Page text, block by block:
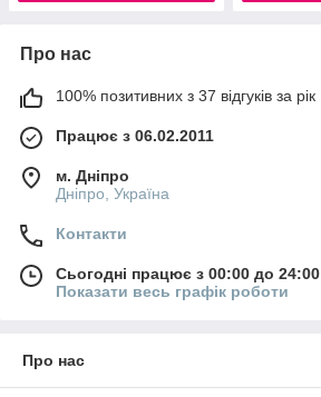
Про нас
100% позитивних з 37 відгуків за рік
Працює з 06.02.2011
м. Дніпро
Дніпро, Україна
Контакти
Сьогодні працює з 00:00 до 24:00
Показати весь графік роботи
Про нас